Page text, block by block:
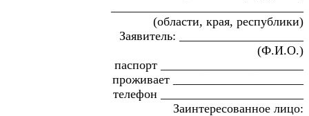
(области, края, республики)
Заявитель: ____________________
(Ф.И.О.)
паспорт _______________________
проживает _____________________
телефон _______________________
Заинтересованное лицо: